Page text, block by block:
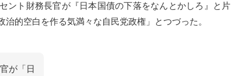
ント財務長官が『日本国債の下落をなんとかしろ』と片
的空白を作る気満々な自民党政権」とつづった。
が「日